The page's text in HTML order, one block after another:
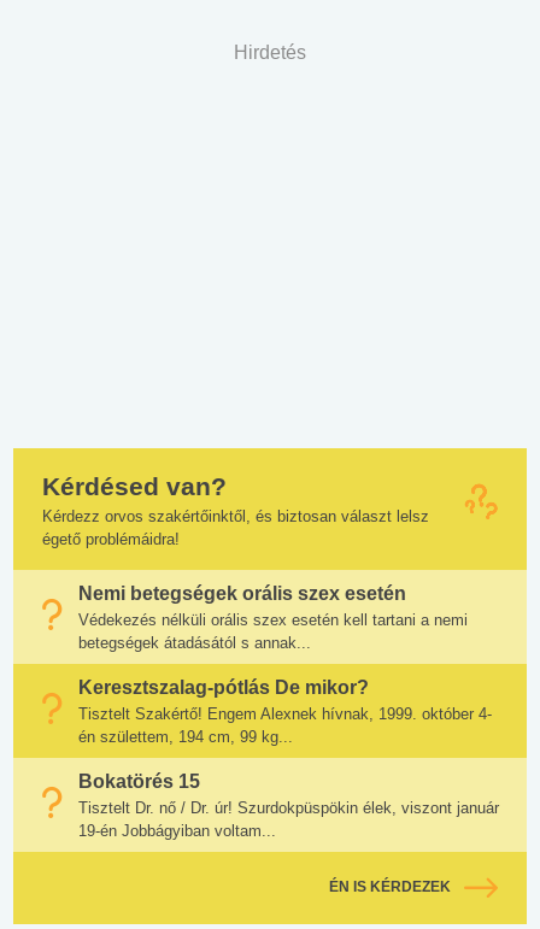
Hirdetés
Kérdésed van?
Kérdezz orvos szakértőinktől, és biztosan választ lelsz
égető problémáidra!
Nemi betegségek orális szex esetén
Védekezés nélküli orális szex esetén kell tartani a nemi
betegségek átadásától s annak...
Keresztszalag-pótlás De mikor?
Tisztelt Szakértő! Engem Alexnek hívnak, 1999. október 4-
én születtem, 194 cm, 99 kg...
Bokatörés 15
Tisztelt Dr. nő / Dr. úr! Szurdokpüspökin élek, viszont január
19-én Jobbágyiban voltam...
ÉN IS KÉRDEZEK